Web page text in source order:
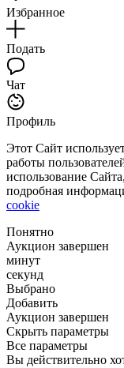
Избранное
Подать
Чат
Профиль
Этот Сайт
работы
использование
подробная
cookie
Понятно
Аукцион завершен
минут
секунд
Выбрано
Добавить
Аукцион завершен
Скрыть параметры
Все параметры
Вы действительно